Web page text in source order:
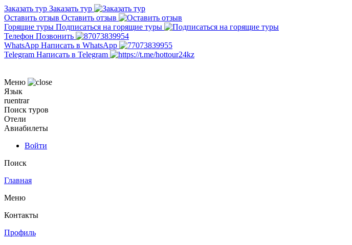
Заказать тур Заказать тур
Оставить отзыв Оставить отзыв
Горящие туры Подписаться на горящие туры
Телефон Позвонить
WhatsApp Написать в WhatsApp
Telegram Написать в Telegram
Меню
Язык
ruentrar
Поиск туров
Отели
Авиабилеты
Войти
Поиск
Главная
Меню
Контакты
Профиль